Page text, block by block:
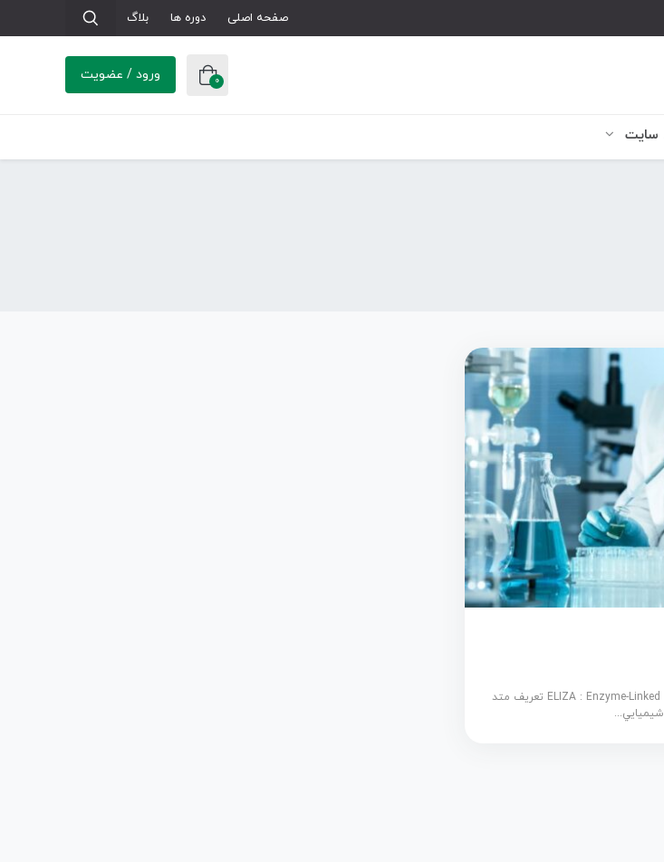
صفحه اصلی دوره ها بلاگ
0 ورود / عضویت
سایت
الایزا ELIZA : Enzyme-Linked Immunesorbent Assay تعریف متد